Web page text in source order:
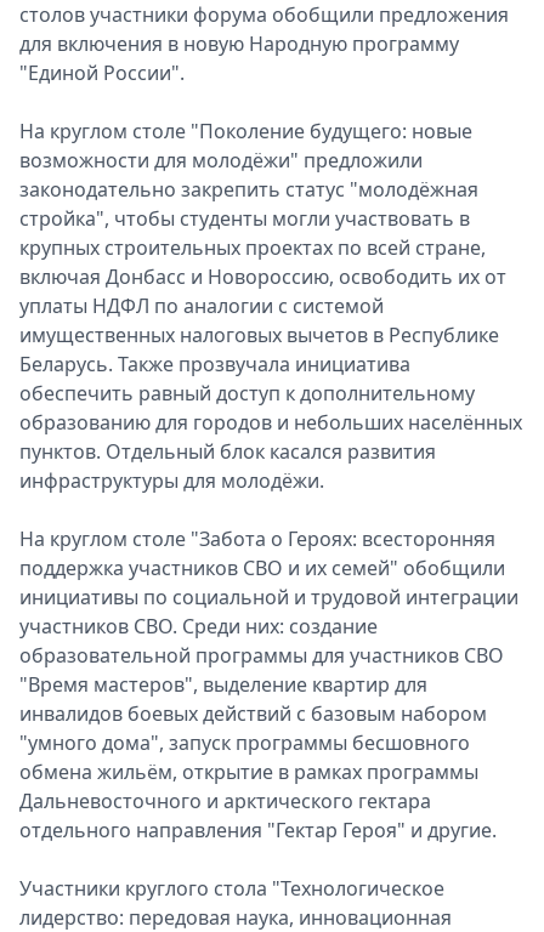
столов участники форума обобщили предложения
для включения в новую Народную программу
"Единой России".
На круглом столе "Поколение будущего: новые
возможности для молодёжи" предложили
законодательно закрепить статус "молодёжная
стройка", чтобы студенты могли участвовать в
крупных строительных проектах по всей стране,
включая Донбасс и Новороссию, освободить их от
уплаты НДФЛ по аналогии с системой
имущественных налоговых вычетов в Республике
Беларусь. Также прозвучала инициатива
обеспечить равный доступ к дополнительному
образованию для городов и небольших населённых
пунктов. Отдельный блок касался развития
инфраструктуры для молодёжи.
На круглом столе "Забота о Героях: всесторонняя
поддержка участников СВО и их семей" обобщили
инициативы по социальной и трудовой интеграции
участников СВО. Среди них: создание
образовательной программы для участников СВО
"Время мастеров", выделение квартир для
инвалидов боевых действий с базовым набором
"умного дома", запуск программы бесшовного
обмена жильём, открытие в рамках программы
Дальневосточного и арктического гектара
отдельного направления "Гектар Героя" и другие.
Участники круглого стола "Технологическое
лидерство: передовая наука, инновационная